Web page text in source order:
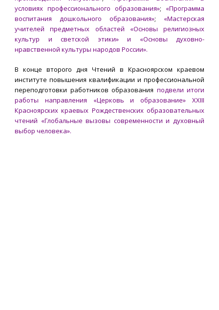
условиях профессионального образования»; «Программа
воспитания дошкольного образования»; «Мастерская
учителей предметных областей «Основы религиозных
культур и светской этики» и «Основы духовно-
нравственной культуры народов России».
В конце второго дня Чтений в Красноярском краевом
институте повышения квалификации и профессиональной
переподготовки работников образования подвели итоги
работы направления «Церковь и образование» XXIII
Красноярских краевых Рождественских образовательных
чтений «Глобальные вызовы современности и духовный
выбор человека».